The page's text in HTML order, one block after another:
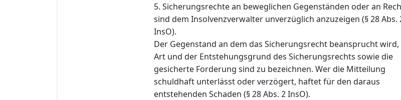
5. Sicherungsrechte an beweglichen Gegenständen oder an
sind dem Insolvenzverwalter unverzüglich anzuzeigen (§ 28 Abs.
InsO).
Der Gegenstand an dem das Sicherungsrecht beansprucht wird,
Art und der Entstehungsgrund des Sicherungsrechts sowie die
gesicherte Forderung sind zu bezeichnen. Wer die Mitteilung
schuldhaft unterlässt oder verzögert, haftet für den daraus
entstehenden Schaden (§ 28 Abs. 2 InsO).